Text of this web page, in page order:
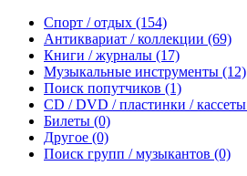
Спорт / отдых (154)
Антиквариат / коллекции (69)
Книги / журналы (17)
Музыкальные инструменты (12)
Поиск попутчиков (1)
CD / DVD / пластинки / кассеты
Билеты (0)
Другое (0)
Поиск групп / музыкантов (0)